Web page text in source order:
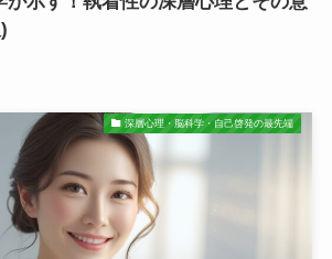
深層心理・脳科学・自己啓発の最先端